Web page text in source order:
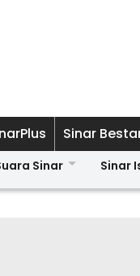
Sinar
Sinar Sinar